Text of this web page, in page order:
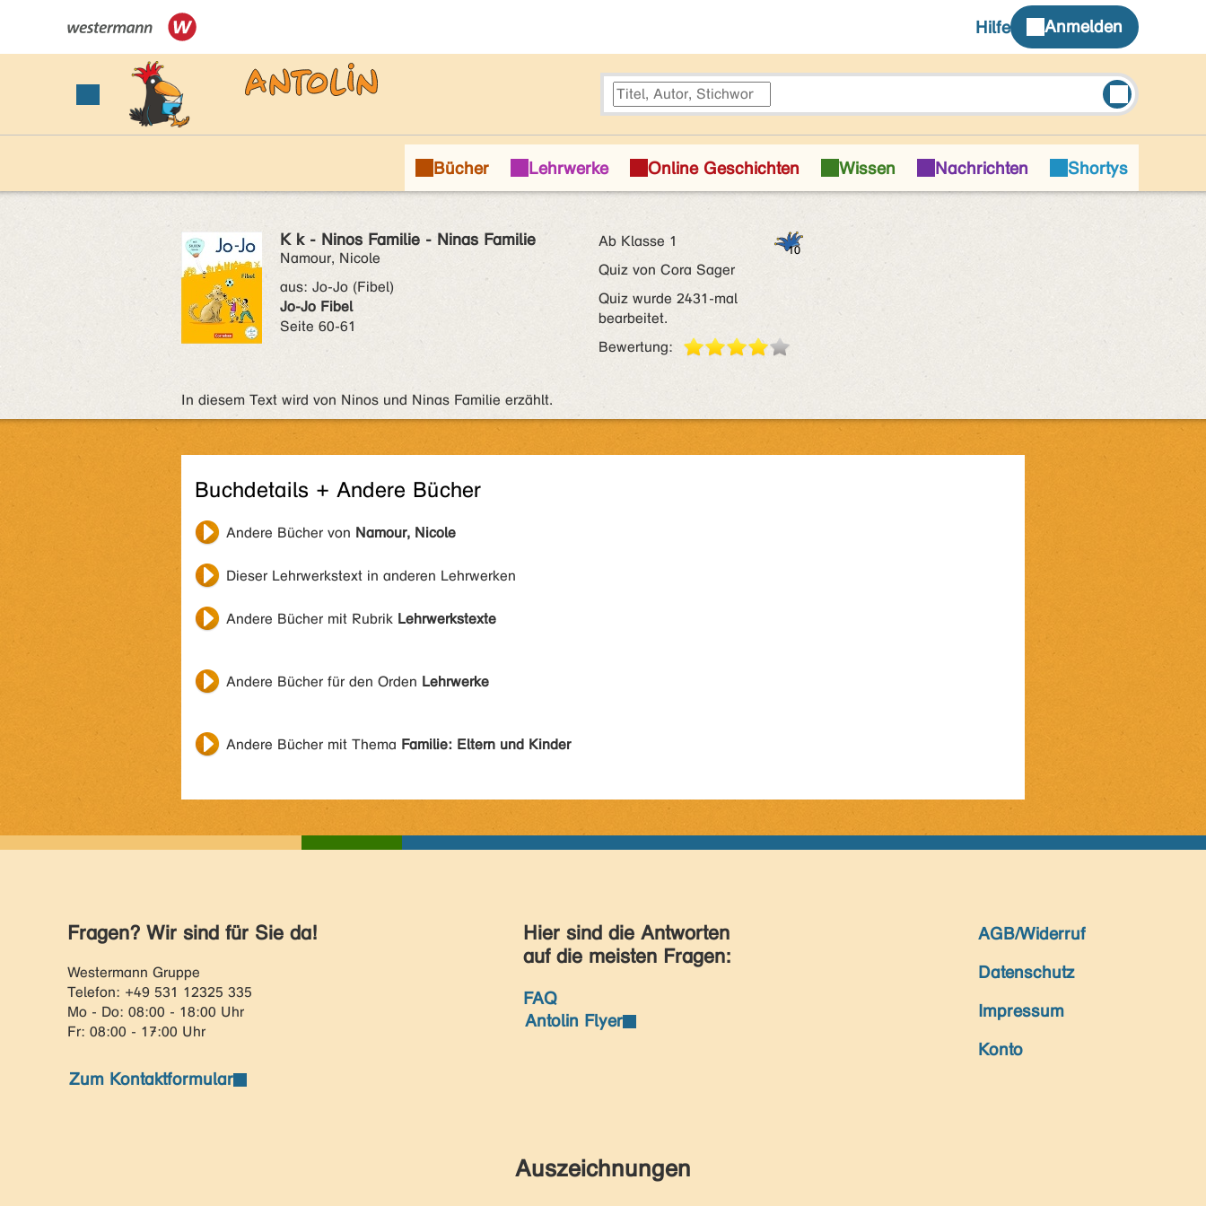
K k - Ninos Familie - Ninas Familie
Namour, Nicole
aus: Jo-Jo (Fibel)
Jo-Jo Fibel
Seite 60-61
Ab Klasse 1
Quiz von Cora Sager
Quiz wurde 2431-mal
bearbeitet.
Bewertung:
In diesem Text wird von Ninos und Ninas Familie erzählt.
Buchdetails + Andere Bücher
Andere Bücher von Namour, Nicole
Dieser Lehrwerkstext in anderen Lehrwerken
Andere Bücher mit Rubrik Lehrwerkstexte
Andere Bücher für den Orden Lehrwerke
Andere Bücher mit Thema Familie: Eltern und Kinder